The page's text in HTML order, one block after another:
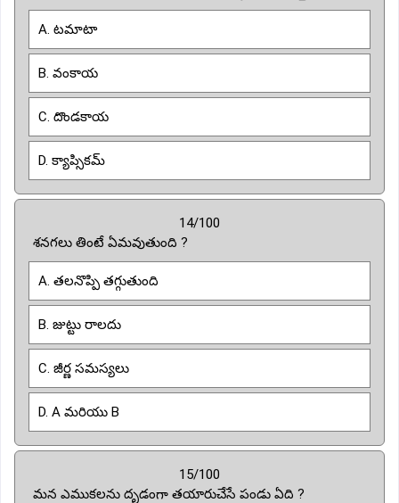
A. టమాటా
B. వంకాయ
C. దొండకాయ
D. క్యాప్సికమ్
14/100
శనగలు తింటే ఏమవుతుంది ?
A. తలనొప్పి తగ్గుతుంది
B. జుట్టు రాలదు
C. జీర్ణ సమస్యలు
D. A మరియు B
15/100
మన ఎముకలను దృడంగా తయారుచేసే పండు ఏది ?